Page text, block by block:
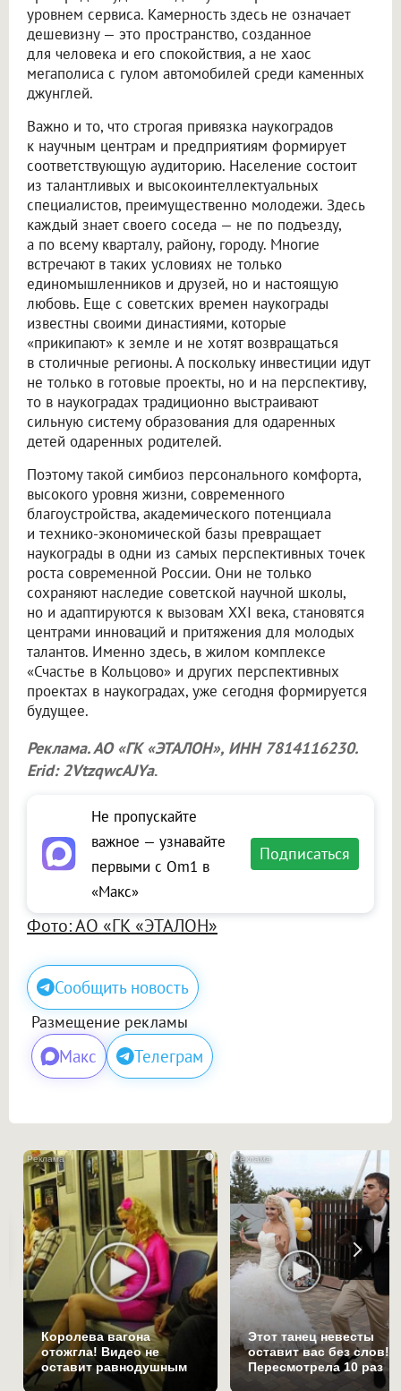
уровнем сервиса. Камерность здесь не означает
дешевизну — это пространство, созданное
для человека и его спокойствия, а не хаос
мегаполиса с гулом автомобилей среди каменных
джунглей.
Важно и то, что строгая привязка наукоградов
к научным центрам и предприятиям формирует
соответствующую аудиторию. Население состоит
из талантливых и высокоинтеллектуальных
специалистов, преимущественно молодежи. Здесь
каждый знает своего соседа — не по подъезду,
а по всему кварталу, району, городу. Многие
встречают в таких условиях не только
единомышленников и друзей, но и настоящую
любовь. Еще с советских времен наукограды
известны своими династиями, которые
«прикипают» к земле и не хотят возвращаться
в столичные регионы. А поскольку инвестиции идут
не только в готовые проекты, но и на перспективу,
то в наукоградах традиционно выстраивают
сильную систему образования для одаренных
детей одаренных родителей.
Поэтому такой симбиоз персонального комфорта,
высокого уровня жизни, современного
благоустройства, академического потенциала
и технико-экономической базы превращает
наукограды в одни из самых перспективных точек
роста современной России. Они не только
сохраняют наследие советской научной школы,
но и адаптируются к вызовам XXI века, становятся
центрами инноваций и притяжения для молодых
талантов. Именно здесь, в жилом комплексе
«Счастье в Кольцово» и других перспективных
проектах в наукоградах, уже сегодня формируется
будущее.
Реклама. АО «ГК «ЭТАЛОН», ИНН 7814116230.
Erid: 2VtzqwcAJYa.
Не пропускайте
важное — узнавайте
первыми с Om1 в
«Макс»
Подписаться
Фото: АО «ГК «ЭТАЛОН»
Сообщить новость
Размещение рекламы
Макс Телеграм
i
Королева вагона
отожгла! Видео не
оставит равнодушным
Этот танец невесты
оставит вас без слов!
Пересмотрела 10 раз